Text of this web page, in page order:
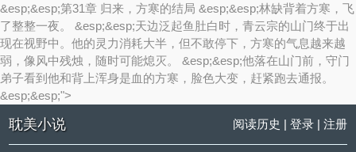
&esp;&esp;第31章 归来，方寒的结局 &esp;&esp;林缺背着方寒，飞
了整整一夜。 &esp;&esp;天边泛起鱼肚白时，青云宗的山门终于出
现在视野中。他的灵力消耗大半，但不敢停下，方寒的气息越来越
弱，像风中残烛，随时可能熄灭。 &esp;&esp;他落在山门前，守门
弟子看到他和背上浑身是血的方寒，脸色大变，赶紧跑去通报。
&esp;&esp;">
耽美小说 阅读历史 | 登录| 注册